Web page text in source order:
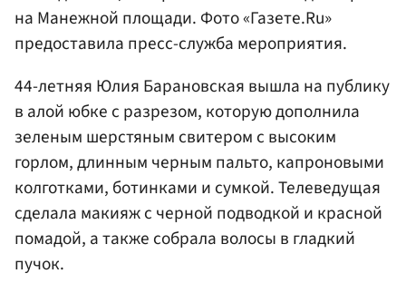
на Манежной площади. Фото «Газете.Ru»
предоставила пресс-служба мероприятия.
44-летняя Юлия Барановская вышла на публику
в алой юбке с разрезом, которую дополнила
зеленым шерстяным свитером с высоким
горлом, длинным черным пальто, капроновыми
колготками, ботинками и сумкой. Телеведущая
сделала макияж с черной подводкой и красной
помадой, а также собрала волосы в гладкий
пучок.